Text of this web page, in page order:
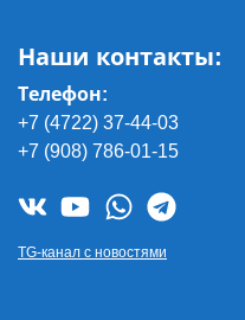
Наши контакты:
Телефон:
+7 (4722) 37-44-03
+7 (908) 786-01-15
TG-канал с новостями